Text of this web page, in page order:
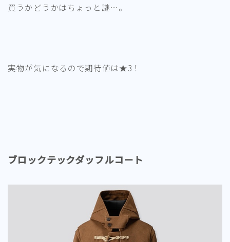
買うかどうかはちょっと謎…。
実物が気になるので期待値は★3！
ブロックテックダッフルコート